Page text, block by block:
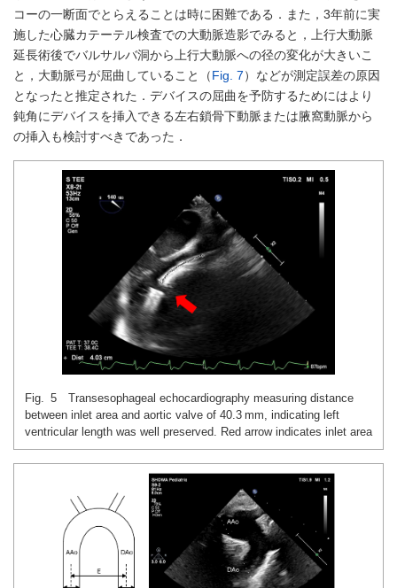
コーの一断面でとらえることは時に困難である．また，3年前に実
施した心臓カテーテル検査での大動脈造影でみると，上行大動脈
延長術後でバルサルバ洞から上行大動脈への径の変化が大きいこ
と，大動脈弓が屈曲していること（Fig. 7）などが測定誤差の原因
となったと推定された．デバイスの屈曲を予防するためにはより
鈍角にデバイスを挿入できる左右鎖骨下動脈または腋窩動脈から
の挿入も検討すべきであった．
Fig. 5 Transesophageal echocardiography measuring distance
between inlet area and aortic valve of 40.3 mm, indicating left
ventricular length was well preserved. Red arrow indicates inlet area